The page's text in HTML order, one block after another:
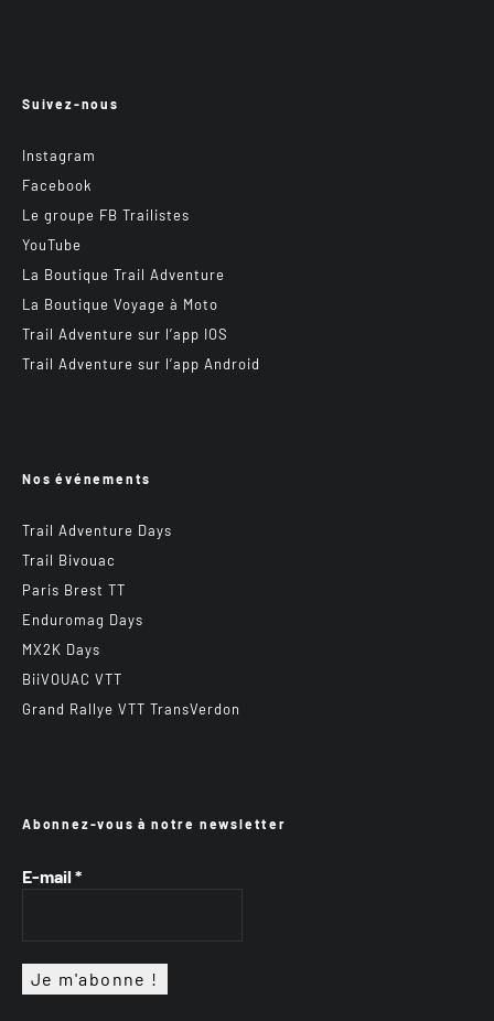
Suivez-nous
Instagram
Facebook
Le groupe FB Trailistes
YouTube
La Boutique Trail Adventure
La Boutique Voyage à Moto
Trail Adventure sur l’app IOS
Trail Adventure sur l’app Android
Nos événements
Trail Adventure Days
Trail Bivouac
Paris Brest TT
Enduromag Days
MX2K Days
BiiVOUAC VTT
Grand Rallye VTT TransVerdon
Abonnez-vous à notre newsletter
E-mail *